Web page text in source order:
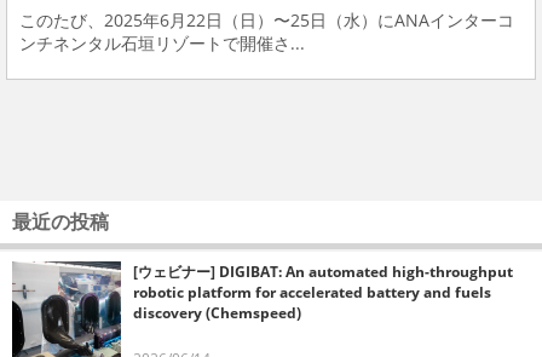
このたび、2025年6月22日（日）〜25日（水）にANAインターコ
ンチネンタル石垣リゾートで開催さ...
最近の投稿
[ウェビナー] DIGIBAT: An automated high-throughput
robotic platform for accelerated battery and fuels
discovery (Chemspeed)